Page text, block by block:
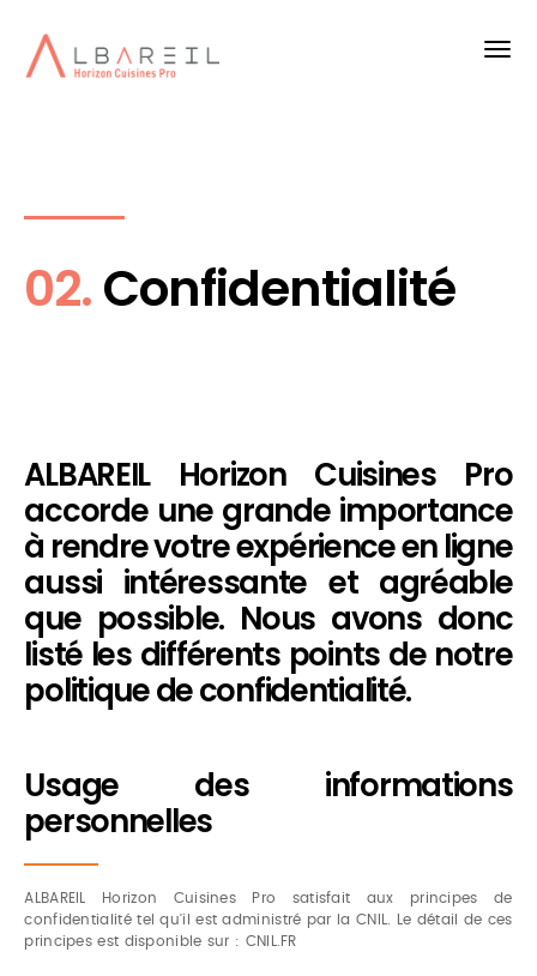
02.Confidentialité
ALBAREIL Horizon Cuisines Pro
accorde une grande importance
à rendre votre expérience en ligne
aussi intéressante et agréable
que possible. Nous avons donc
listé les différents points de notre
politique de confidentialité.
Usage des informations
personnelles
ALBAREIL Horizon Cuisines Pro satisfait aux principes de
confidentialité tel qu'il est administré par la CNIL. Le détail de ces
principes est disponible sur : CNIL.FR